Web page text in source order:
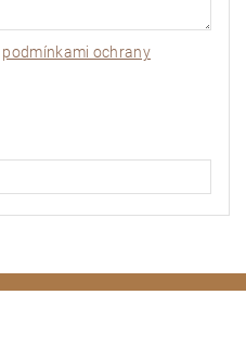
podmínkami ochrany